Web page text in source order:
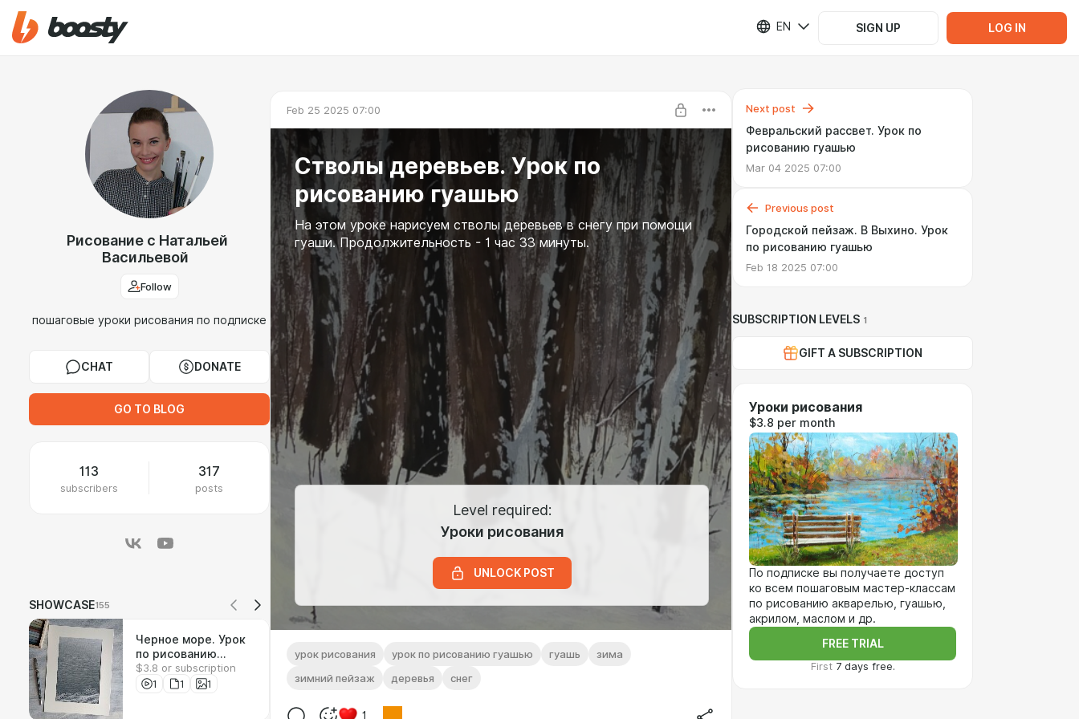
EN SIGN UP LOG IN
Рисование с Натальей
Васильевой
Follow
пошаговые уроки рисования по подписке
CHAT DONATE
GO TO BLOG
113
subscribers
317
posts
SHOWCASE155
Черное море. Урок
по рисованию
соусом
$3.8 or subscription
1
1 1
Feb 25 2025 07:00
Стволы деревьев. Урок по
рисованию гуашью
На этом уроке нарисуем стволы деревьев в снегу при помощи
гуаши. Продолжительность - 1 час 33 минуты.
Level required:
Уроки рисования
UNLOCK POST
урок рисования урок по рисованию гуашью гуашь
зима
зимний пейзаж
деревья снег
1
Next post
Февральский рассвет. Урок по
рисованию гуашью
Mar 04 2025 07:00
Previous post
Городской пейзаж. В Выхино. Урок
по рисованию гуашью
Feb 18 2025 07:00
SUBSCRIPTION LEVELS 1
GIFT A SUBSCRIPTION
Уроки рисования
$3.8 per month
По подписке вы получаете доступ
ко всем пошаговым мастер-классам
по рисованию акварелью, гуашью,
акрилом, маслом и др.
FREE TRIAL
First 7 days free.